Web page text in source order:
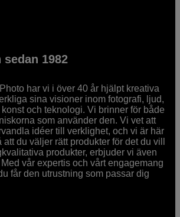
1982
har vi i över 40 år hjälpt kreativa
sina visioner inom fotografi, ljud,
och teknologi. Vi brinner för både
som använder den. Vi vet att
idéer till verklighet, och vi är här
du väljer rätt produkter för det du vill
produkter, erbjuder vi även
vår expertis och vårt engagemang
får den utrustning som passar dig